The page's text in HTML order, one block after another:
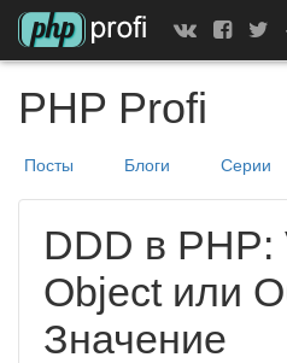
PHP Profi
Посты Блоги Серии
DDD в PHP:
Object или
Значение